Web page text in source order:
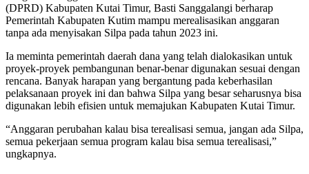
(DPRD) Kabupaten Kutai Timur, Basti Sanggalangi berharap
Pemerintah Kabupaten Kutim mampu merealisasikan anggaran
tanpa ada menyisakan Silpa pada tahun 2023 ini.
Ia meminta pemerintah daerah dana yang telah dialokasikan untuk
proyek-proyek pembangunan benar-benar digunakan sesuai dengan
rencana. Banyak harapan yang bergantung pada keberhasilan
pelaksanaan proyek ini dan bahwa Silpa yang besar seharusnya bisa
digunakan lebih efisien untuk memajukan Kabupaten Kutai Timur.
“Anggaran perubahan kalau bisa terealisasi semua, jangan ada Silpa,
semua pekerjaan semua program kalau bisa semua terealisasi,”
ungkapnya.